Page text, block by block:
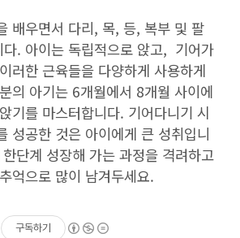
배우면서 다리, 목, 등, 복부 및 팔
다. 아이는 독립적으로 앉고, 기어가
러한 근육들을 다양하게 사용하게
의 아기는 6개월에서 8개월 사이에
기를 마스터합니다. 기어다니기 시
성공한 것은 아이에게 큰 성취입니
단계 성장해 가는 과정을 격려하고
억으로 많이 남겨두세요.
구독하기